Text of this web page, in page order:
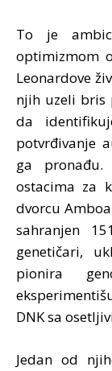
To je
optimizmom
Leonardove
njih uzeli bris
da
potvrđivanje
ga
ostacima za
dvorcu
sahranjen
genetičari,
pionira
DNK sa
Jedan od